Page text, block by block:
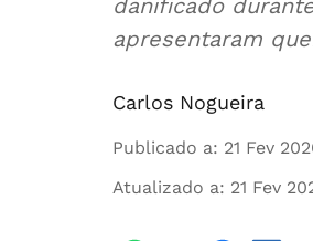
danificado
apresentaram
Carlos Nogueira
Publicado a: 21 Fev
Atualizado a: 21 Fev